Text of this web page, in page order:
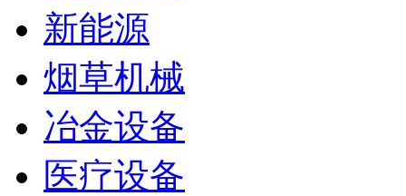
新能源
烟草机械
冶金设备
医疗设备